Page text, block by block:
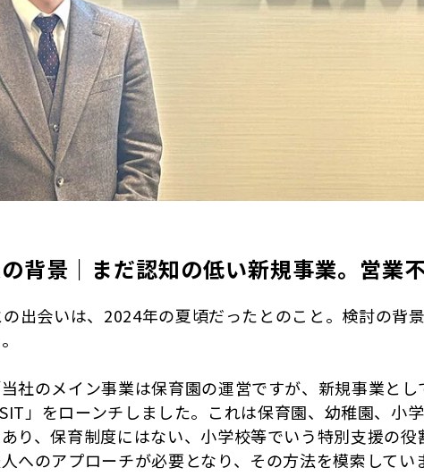
背景｜まだ認知の低い新規事業。営業
の出会いは、2024年の夏頃だったとのこと。検討の背
社のメイン事業は保育園の運営ですが、新規事業と
」をローンチしました。これは保育園、幼稚園、
り、保育制度にはない、小学校等でいう特別支援の
へのアプローチが必要となり、その方法を模索してい